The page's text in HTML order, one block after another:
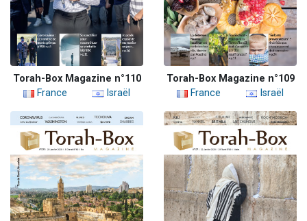
Torah-Box Magazine n°110
France
Israël
Torah-Box Magazine n°109
France
Israël